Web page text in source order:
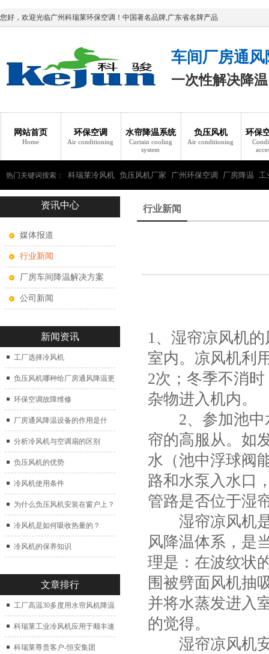
您好，欢迎光临广州科瑞莱环保空调！中国著名品牌,广东省名牌产品
车间厂房通
一次性解决降
网站首页
Home
环保空调
Air conditioning
水帘降温系统
Curtain cooling
system
负压风机
Air conditioning
环保
热门关键词搜索： 科瑞莱冷风机 负压风机厂家 广州环保空调 厂房降温 工
瑞莱环保空调资讯中心
媒体报道
行业新闻
厂房车间降温解决方案
公司新闻
新闻资讯
工厂选择冷风机
负压风机哪种给厂房通风降温更
好？
环保空调故障维修
厂房通风降温设备的作用是什
么？
分析冷风机与空调扇的区别
负压风机的优势
冷风机使用条件
为什么负压风机安装在窗户上？
冷风机是如何吸收热量的？
冷风机的保养知识
文章排行
工厂高温30多度用水帘风机降温
科瑞莱工业冷风机应用于顺丰速
运仓库通风降温
科瑞莱尊贵客户-恒安集团
行业新闻
1、湿帘凉风机
室内。凉风机利
2次；冬季不消
杂物进入机内。
2、参加池中
帘的高服从。如
水（池中浮球阀
路和水泵入水口
管路是否位于湿
湿帘凉风机是
风降温体系，是
理是：在波纹状
围被劈面风机抽
并将水蒸发进入
的觉得。
湿帘凉风机安